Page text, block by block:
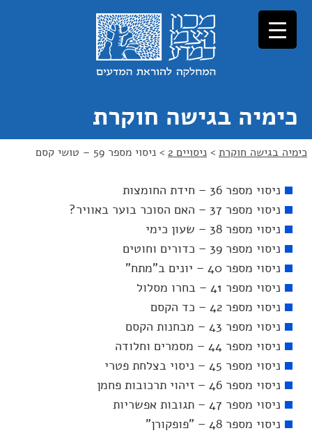
כימיה בגישה חוקרת
כימיה בגישה חוקרת > ניסויים 2 > ניסוי מספר 59 – טושי קסם
ניסוי מספר 36 – חידת החומצות
ניסוי מספר 37 – האם הסוכר בוער באוויר?
ניסוי מספר 38 – שעון כימי
ניסוי מספר 39 – כדורים וחוטים
ניסוי מספר 40 – יונים ב"מתח"
ניסוי מספר 41 – בחרו מסלול
ניסוי מספר 42 – כד הקסם
ניסוי מספר 43 – מבחנות הקסם
ניסוי מספר 44 – מסמרים וחלודה
ניסוי מספר 45 – ניסוי בצלחת פטרי
ניסוי מספר 46 – זיהוי תרכובות פחמן
ניסוי מספר 47 – תגובות אפשריות
ניסוי מספר 48 – "פופקורן"